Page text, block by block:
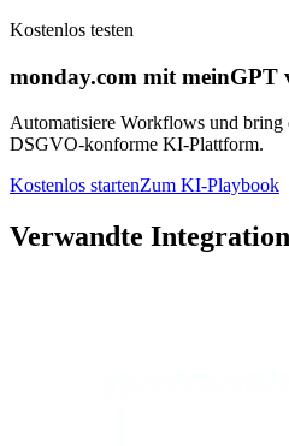
Kostenlos testen
monday.com mit meinGPT
Automatisiere Workflows und bring
DSGVO-konforme KI-Plattform.
Kostenlos startenZum KI-Playbook
Verwandte